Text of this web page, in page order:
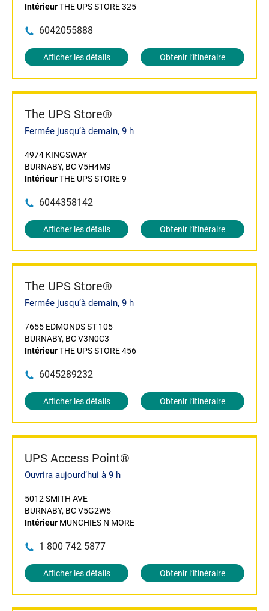
IntérieurTHE UPS STORE 325
6042055888
Afficher les détails Obtenir l’itinéraire
The UPS Store®
Fermée jusqu’à demain, 9 h
4974 KINGSWAY
BURNABY, BC V5H4M9
IntérieurTHE UPS STORE 9
6044358142
Afficher les détails Obtenir l’itinéraire
The UPS Store®
Fermée jusqu’à demain, 9 h
7655 EDMONDS ST 105
BURNABY, BC V3N0C3
IntérieurTHE UPS STORE 456
6045289232
Afficher les détails Obtenir l’itinéraire
UPS Access Point®
Ouvrira aujourd’hui à 9 h
5012 SMITH AVE
BURNABY, BC V5G2W5
Intérieur MUNCHIES N MORE
1 800 742 5877
Afficher les détails Obtenir l’itinéraire